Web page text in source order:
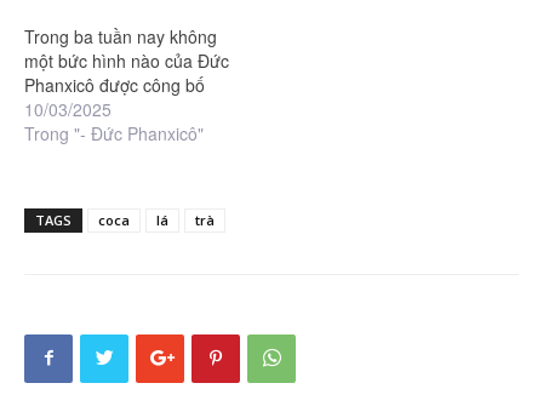
Trong ba tuần nay không
một bức hình nào của Đức
Phanxicô được công bố
10/03/2025
Trong "- Đức Phanxicô"
TAGS coca lá trà